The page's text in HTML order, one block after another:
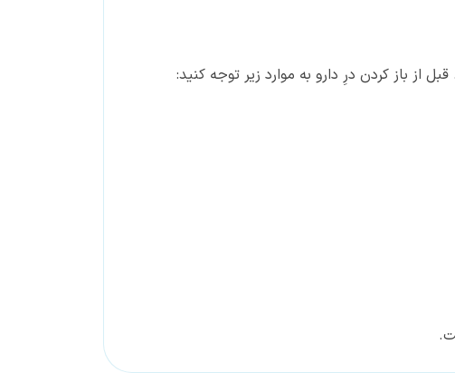
باز کردن درِ دارو به موارد زیر توجه کنید: